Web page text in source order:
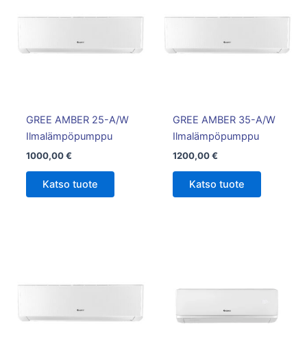
GREE AMBER 25-A/W
Ilmalämpöpumppu
1000,00€
Katso tuote
GREE AMBER 35-A/W
Ilmalämpöpumppu
1200,00€
Katso tuote